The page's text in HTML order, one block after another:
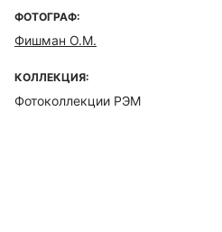
ФОТОГРАФ:
Фишман О.М.
КОЛЛЕКЦИЯ:
Фотоколлекции РЭМ